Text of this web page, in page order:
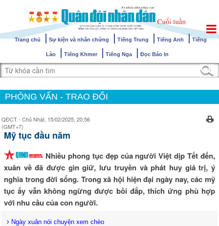
Trang chủ Sự kiện và nhân chứng Tiếng Trung Tiếng Anh Tiếng
Lào Tiếng Khmer Tiếng Nga Đọc Báo In
PHỎNG VẤN - TRAO ĐỔI
QĐCT - Chủ Nhật, 15/02/2025, 20:56
(GMT+7)
Mỹ tục đầu năm
Nhiều phong tục đẹp của người Việt dịp Tết đến,
xuân về đã được gìn giữ, lưu truyền và phát huy giá trị, ý
nghĩa trong đời sống. Trong xã hội hiện đại ngày nay, các mỹ
tục ấy vẫn không ngừng được bồi đắp, thích ứng phù hợp
với nhu cầu của con người.
Ngày xuân nói chuyện xem chèo